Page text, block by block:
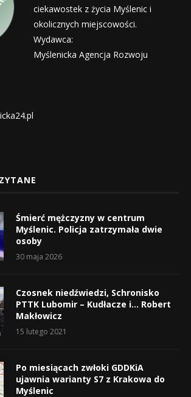
ciekawostek z życia Myślenic i
okolicznych miejscowości.
Wydawca:
Myślenicka Agencja Rozwoju
Śmierć mężczyzny w centrum
Myślenic. Policja zatrzymała dwie
osoby
30 maja 2026
Czosnek niedźwiedzi, Schronisko
PTTK Lubomir – Kudłacze i… Robert
Makłowicz
15 lutego 2021
Po miesiącach zwłoki GDDKiA
ujawnia warianty S7 z Krakowa do
Myślenic